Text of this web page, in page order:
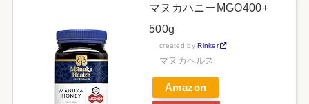
マヌカハニーMGO400+
500g
created byRinker
マヌカヘルス
Amazon